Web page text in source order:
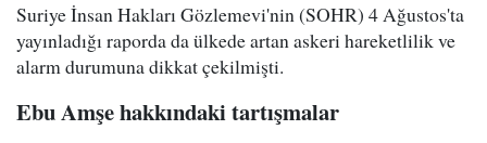
Suriye İnsan Hakları Gözlemevi'nin (SOHR) 4 Ağustos'ta
yayınladığı raporda da ülkede artan askeri hareketlilik ve
alarm durumuna dikkat çekilmişti.
Ebu Amşe hakkındaki tartışmalar